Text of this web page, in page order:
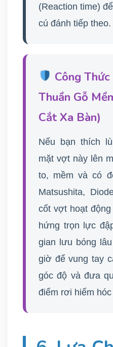
(Reaction time)
cú đánh tiếp theo.
Công
Thuần Gỗ
Cắt Xa Bàn)
Nếu bạn thích
mặt vợt này lên
to, mềm và có
Matsushita,
cốt vợt hoạt
hứng trọn lực
gian lưu bóng
giờ để vung tay
góc độ và đưa
điểm rơi hiểm